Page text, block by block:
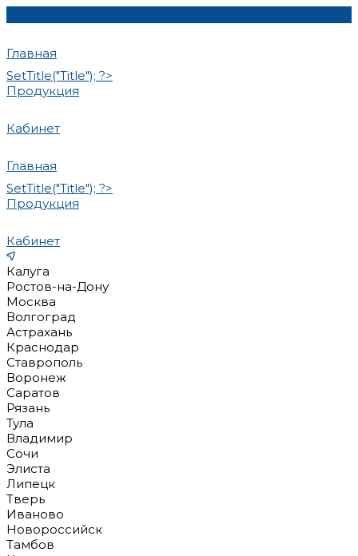
Главная
SetTitle("Title"); ?>
Продукция
Кабинет
Главная
SetTitle("Title"); ?>
Продукция
Кабинет
Калуга
Ростов-на-Дону
Москва
Волгоград
Астрахань
Краснодар
Ставрополь
Воронеж
Саратов
Рязань
Тула
Владимир
Сочи
Элиста
Липецк
Тверь
Иваново
Новороссийск
Тамбов